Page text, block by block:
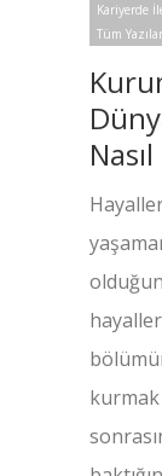
Kariyerde
Tüm